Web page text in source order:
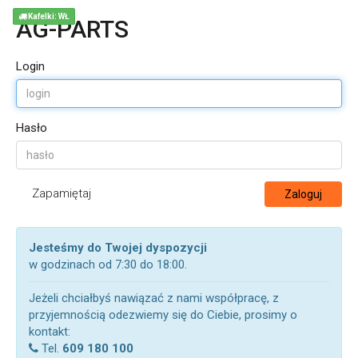
AG-PARTS
Login
Hasło
Zapamiętaj Zaloguj
Jesteśmy do Twojej dyspozycji
w godzinach od 7:30 do 18:00.
Jeżeli chciałbyś nawiązać z nami współpracę, z
przyjemnością odezwiemy się do Ciebie, prosimy o
kontakt:
Tel. 609 180 100
Kafelki: WŁ